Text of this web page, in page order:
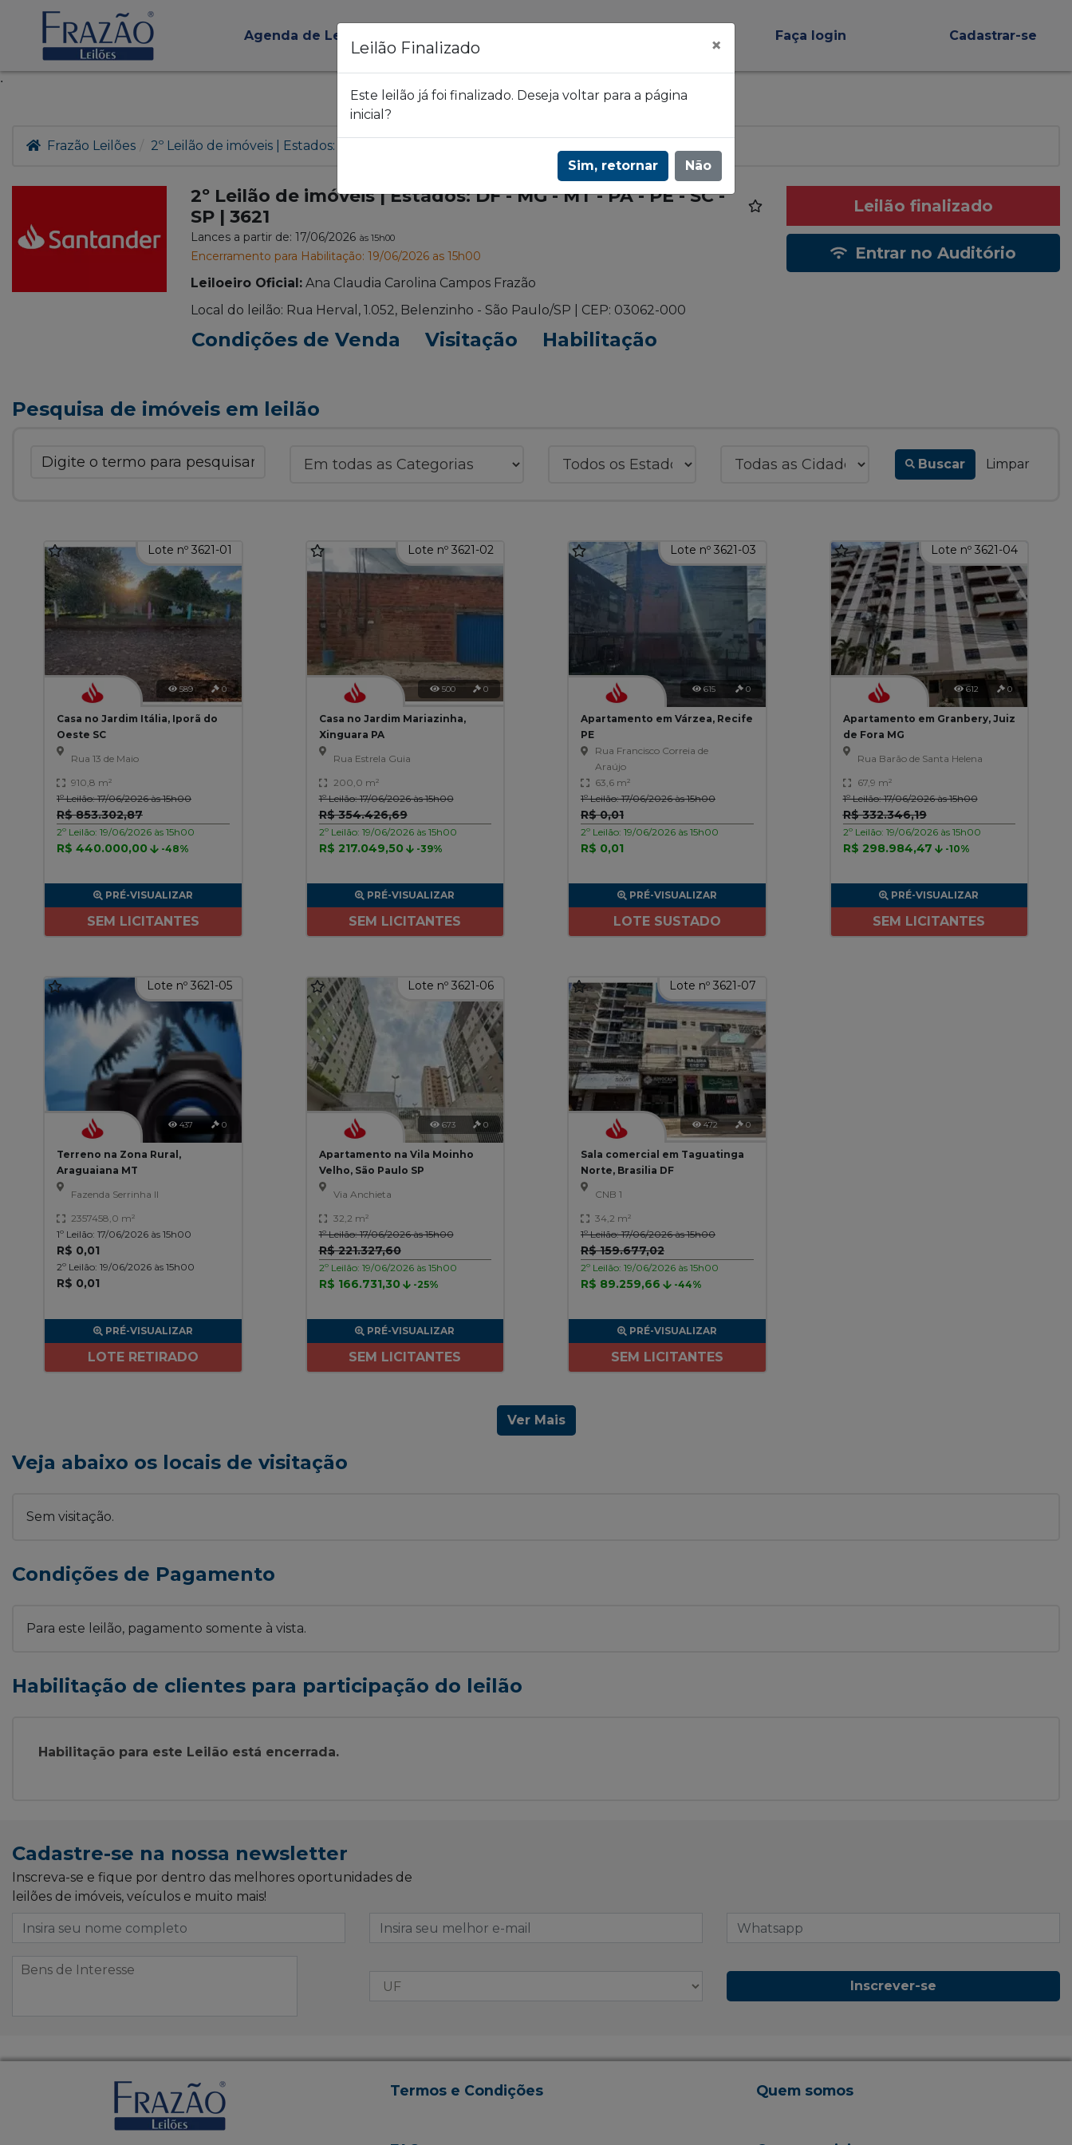
.
Agenda de Leilões Faça login Cadastrar-se
Frazão Leilões 2º Leilão de imóveis | Estados: DF - MG - MT - PA - PE - SC - SP | 3621
2º Leilão de imóveis | Estados: DF - MG - MT - PA - PE - SC -
SP | 3621
Lances a partir de: 17/06/2026 às 15h00
Encerramento para Habilitação: 19/06/2026 as 15h00
Leiloeiro Oficial: Ana Claudia Carolina Campos Frazão
Local do leilão: Rua Herval, 1.052, Belenzinho - São Paulo/SP | CEP: 03062-000
Condições de Venda Visitação Habilitação
Leilão finalizado
Entrar no Auditório
Leilão Finalizado ×
Este leilão já foi finalizado. Deseja voltar para a página
inicial?
Sim, retornar Não
Pesquisa de imóveis em leilão
Buscar Limpar
Lote nº 3621-01
589 0
Casa no Jardim Itália, Iporã do
Oeste SC
Rua 13 de Maio
910,8 m²
1º Leilão: 17/06/2026 às 15h00
R$ 853.302,87
2º Leilão: 19/06/2026 às 15h00
R$ 440.000,00 -48%
PRÉ-VISUALIZAR
SEM LICITANTES
Lote nº 3621-02
500 0
Casa no Jardim Mariazinha,
Xinguara PA
Rua Estrela Guia
200,0 m²
1º Leilão: 17/06/2026 às 15h00
R$ 354.426,69
2º Leilão: 19/06/2026 às 15h00
R$ 217.049,50 -39%
PRÉ-VISUALIZAR
SEM LICITANTES
Lote nº 3621-03
615 0
Apartamento em Várzea, Recife
PE
Rua Francisco Correia de
Araújo
63,6 m²
1º Leilão: 17/06/2026 às 15h00
R$ 0,01
2º Leilão: 19/06/2026 às 15h00
R$ 0,01
PRÉ-VISUALIZAR
LOTE SUSTADO
Lote nº 3621-04
612 0
Apartamento em Granbery, Juiz
de Fora MG
Rua Barão de Santa Helena
67,9 m²
1º Leilão: 17/06/2026 às 15h00
R$ 332.346,19
2º Leilão: 19/06/2026 às 15h00
R$ 298.984,47 -10%
PRÉ-VISUALIZAR
SEM LICITANTES
Lote nº 3621-05
437 0
Terreno na Zona Rural,
Araguaiana MT
Fazenda Serrinha II
2357458,0 m²
1º Leilão: 17/06/2026 às 15h00
R$ 0,01
2º Leilão: 19/06/2026 às 15h00
R$ 0,01
PRÉ-VISUALIZAR
LOTE RETIRADO
Lote nº 3621-06
673 0
Apartamento na Vila Moinho
Velho, São Paulo SP
Via Anchieta
32,2 m²
1º Leilão: 17/06/2026 às 15h00
R$ 221.327,60
2º Leilão: 19/06/2026 às 15h00
R$ 166.731,30 -25%
PRÉ-VISUALIZAR
SEM LICITANTES
Lote nº 3621-07
472 0
Sala comercial em Taguatinga
Norte, Brasilia DF
CNB 1
34,2 m²
1º Leilão: 17/06/2026 às 15h00
R$ 159.677,02
2º Leilão: 19/06/2026 às 15h00
R$ 89.259,66 -44%
PRÉ-VISUALIZAR
SEM LICITANTES
Ver Mais
Veja abaixo os locais de visitação
Sem visitação.
Condições de Pagamento
Para este leilão, pagamento somente à vista.
Habilitação de clientes para participação do leilão
Habilitação para este Leilão está encerrada.
Cadastre-se na nossa newsletter
Inscreva-se e fique por dentro das melhores oportunidades de
leilões de imóveis, veículos e muito mais!
Inscrever-se
Termos e Condições Quem somos